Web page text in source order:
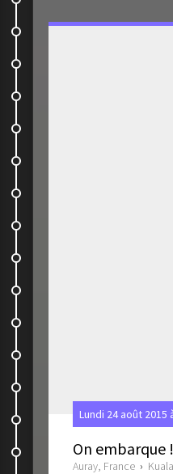
Street Art et Transformers
Sur la route
Lundi 24 août 2015
On embarque !
Auray, France ›